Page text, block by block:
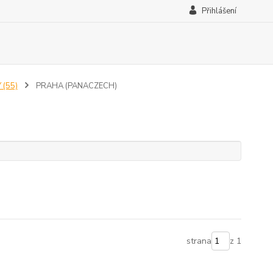
Přihlášení
(55) PRAHA (PANACZECH)
strana z 1